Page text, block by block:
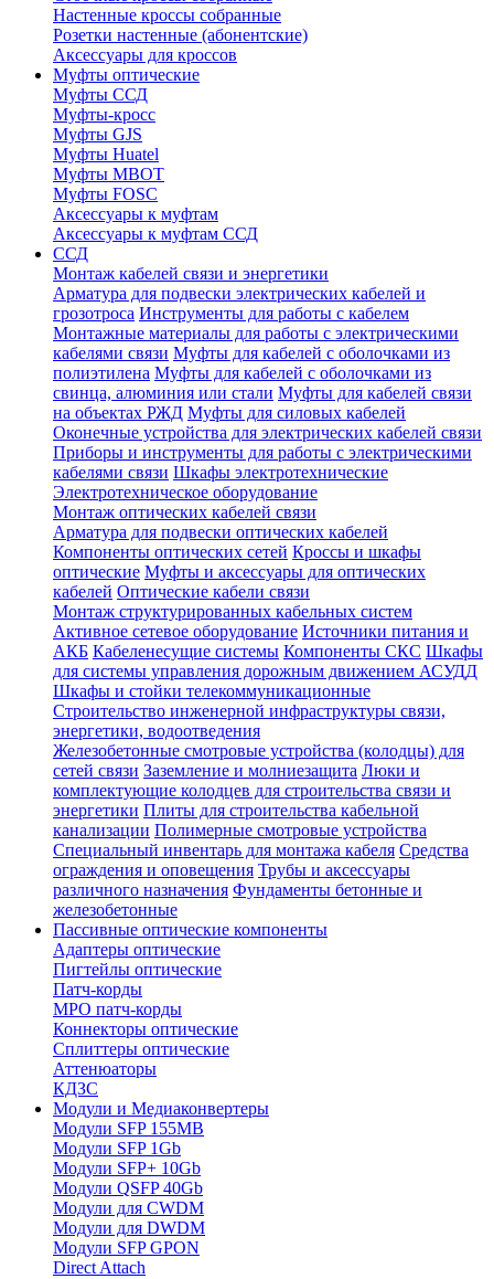
Настенные кроссы собранные
Розетки настенные (абонентские)
Аксессуары для кроссов
Муфты оптические
Муфты ССД
Муфты-кросс
Муфты GJS
Муфты Huatel
Муфты МВОТ
Муфты FOSC
Аксессуары к муфтам
Аксессуары к муфтам ССД
ССД
Монтаж кабелей связи и энергетики
Арматура для подвески электрических кабелей и
грозотроса Инструменты для работы с кабелем
Монтажные материалы для работы с электрическими
кабелями связи Муфты для кабелей с оболочками из
полиэтилена Муфты для кабелей с оболочками из
свинца, алюминия или стали Муфты для кабелей связи
на объектах РЖД Муфты для силовых кабелей
Оконечные устройства для электрических кабелей связи
Приборы и инструменты для работы с электрическими
кабелями связи Шкафы электротехнические
Электротехническое оборудование
Монтаж оптических кабелей связи
Арматура для подвески оптических кабелей
Компоненты оптических сетей Кроссы и шкафы
оптические Муфты и аксессуары для оптических
кабелей Оптические кабели связи
Монтаж структурированных кабельных систем
Активное сетевое оборудование Источники питания и
АКБ Кабеленесущие системы Компоненты СКС Шкафы
для системы управления дорожным движением АСУДД
Шкафы и стойки телекоммуникационные
Строительство инженерной инфраструктуры связи,
энергетики, водоотведения
Железобетонные смотровые устройства (колодцы) для
сетей связи Заземление и молниезащита Люки и
комплектующие колодцев для строительства связи и
энергетики Плиты для строительства кабельной
канализации Полимерные смотровые устройства
Специальный инвентарь для монтажа кабеля Средства
ограждения и оповещения Трубы и аксессуары
различного назначения Фундаменты бетонные и
железобетонные
Пассивные оптические компоненты
Адаптеры оптические
Пигтейлы оптические
Патч-корды
MPO патч-корды
Коннекторы оптические
Сплиттеры оптические
Аттенюаторы
КДЗС
Модули и Медиаконвертеры
Модули SFP 155MB
Модули SFP 1Gb
Модули SFP+ 10Gb
Модули QSFP 40Gb
Модули для CWDM
Модули для DWDM
Модули SFP GPON
Direct Attach